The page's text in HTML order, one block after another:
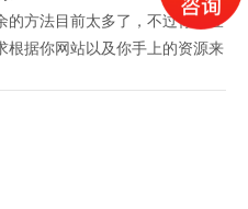
方法目前太多了，不过你要经
根据你网站以及你手上的资源来